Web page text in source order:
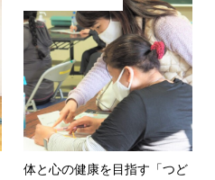
体と心の健康を目指す「つど